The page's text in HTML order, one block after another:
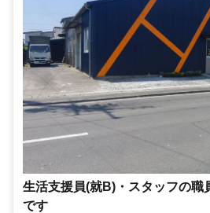
生活支援員(就B)・スタッフの職
です